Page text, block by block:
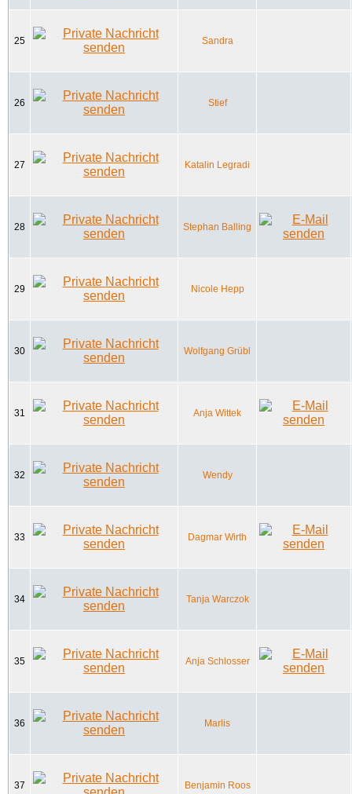
25 Sandra
26 Stief
27 Katalin Legradi
28 Stephan Balling
29 Nicole Hepp
30 Wolfgang Grübl
31 Anja Wittek
32 Wendy
33 Dagmar Wirth
34 Tanja Warczok
35 Anja Schlosser
36 Marlis
37 Benjamin Roos